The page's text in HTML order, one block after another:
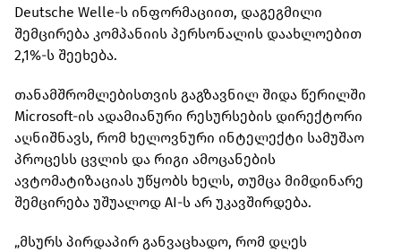
Deutsche Welle-ს ინფორმაციით, დაგეგმილი
შემცირება კომპანიის პერსონალის დაახლოებით
2,1%-ს შეეხება.
თანამშრომლებისთვის გაგზავნილ შიდა წერილში
Microsoft-ის ადამიანური რესურსების დირექტორი
აღნიშნავს, რომ ხელოვნური ინტელექტი სამუშაო
პროცესს ცვლის და რიგი ამოცანების
ავტომატიზაციას უწყობს ხელს, თუმცა მიმდინარე
შემცირება უშუალოდ AI-ს არ უკავშირდება.
„მსურს პირდაპირ განვაცხადო, რომ დღეს